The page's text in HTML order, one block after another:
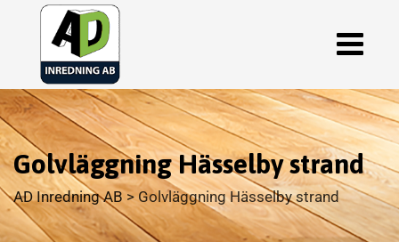
Golvläggning Hässelby strand
AD Inredning AB >Golvläggning Hässelby strand